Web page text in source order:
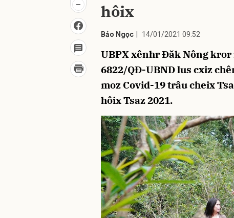
hôix
Bảo Ngọc 14/01/2021 09:52
UBPX xênhr Đăk Nông
6822/QĐ-UBND lus cxiz
moz Covid-19 trâu cheix
hôix Tsaz 2021.